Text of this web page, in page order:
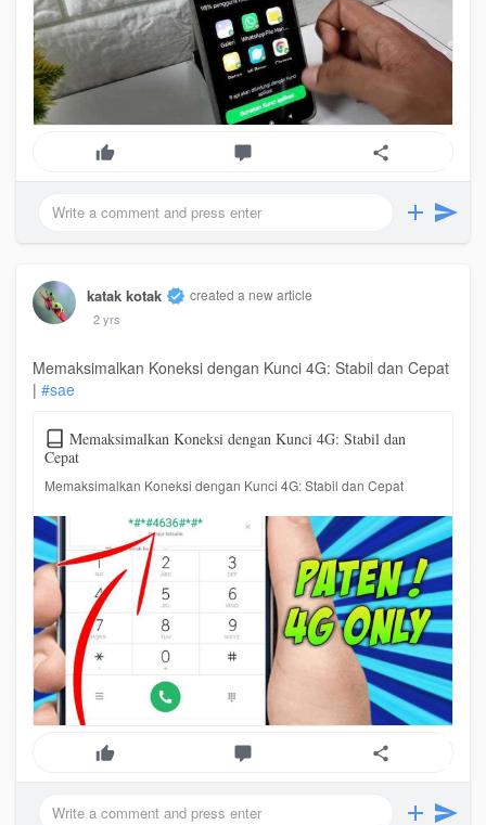
katak kotak created a new article
2 yrs
Memaksimalkan Koneksi dengan Kunci 4G: Stabil dan Cepat
| #sae
Memaksimalkan Koneksi dengan Kunci 4G: Stabil dan
Cepat
Memaksimalkan Koneksi dengan Kunci 4G: Stabil dan Cepat